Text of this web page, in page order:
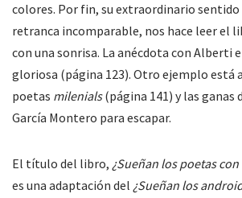
colores. Por fin, su extraordinario sentido
retranca incomparable, nos hace leer el
con una sonrisa. La anécdota con Alberti
gloriosa (página 123). Otro ejemplo está
poetas milenials(página 141) y las ganas
García Montero para escapar.
El título del libro, ¿Sueñan los poetas
es una adaptación del ¿Sueñan los